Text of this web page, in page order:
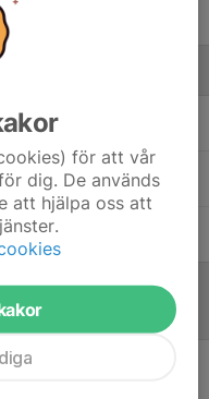
för att vår
dig. De används
att hjälpa oss att